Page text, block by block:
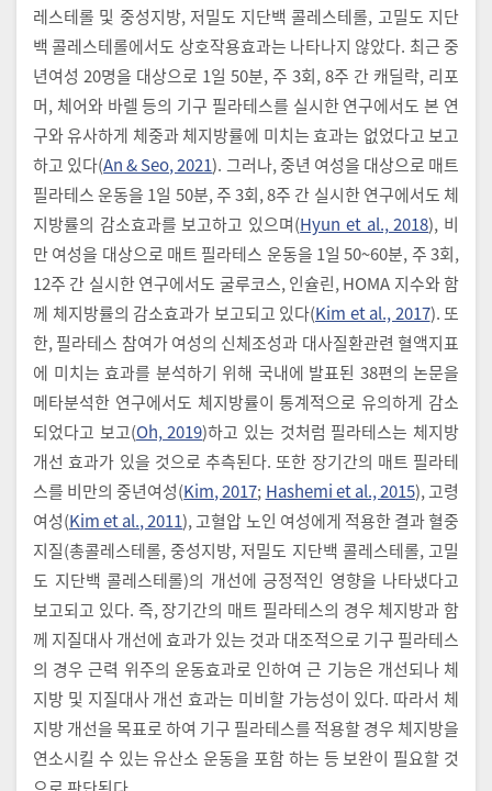
레스테롤 및 중성지방, 저밀도 지단백 콜레스테롤, 고밀도 지단
백 콜레스테롤에서도 상호작용효과는 나타나지 않았다. 최근 중
년여성 20명을 대상으로 1일 50분, 주 3회, 8주 간 캐딜락, 리포
머, 체어와 바렐 등의 기구 필라테스를 실시한 연구에서도 본 연
구와 유사하게 체중과 체지방률에 미치는 효과는 없었다고 보고
하고 있다(An & Seo, 2021). 그러나, 중년 여성을 대상으로 매트
필라테스 운동을 1일 50분, 주 3회, 8주 간 실시한 연구에서도 체
지방률의 감소효과를 보고하고 있으며(Hyun et al., 2018), 비
만 여성을 대상으로 매트 필라테스 운동을 1일 50~60분, 주 3회,
12주 간 실시한 연구에서도 굴루코스, 인슐린, HOMA 지수와 함
께 체지방률의 감소효과가 보고되고 있다(Kim et al., 2017). 또
한, 필라테스 참여가 여성의 신체조성과 대사질환관련 혈액지표
에 미치는 효과를 분석하기 위해 국내에 발표된 38편의 논문을
메타분석한 연구에서도 체지방률이 통계적으로 유의하게 감소
되었다고 보고(Oh, 2019)하고 있는 것처럼 필라테스는 체지방
개선 효과가 있을 것으로 추측된다. 또한 장기간의 매트 필라테
스를 비만의 중년여성(Kim, 2017; Hashemi et al., 2015), 고령
여성(Kim et al., 2011), 고혈압 노인 여성에게 적용한 결과 혈중
지질(총콜레스테롤, 중성지방, 저밀도 지단백 콜레스테롤, 고밀
도 지단백 콜레스테롤)의 개선에 긍정적인 영향을 나타냈다고
보고되고 있다. 즉, 장기간의 매트 필라테스의 경우 체지방과 함
께 지질대사 개선에 효과가 있는 것과 대조적으로 기구 필라테스
의 경우 근력 위주의 운동효과로 인하여 근 기능은 개선되나 체
지방 및 지질대사 개선 효과는 미비할 가능성이 있다. 따라서 체
지방 개선을 목표로 하여 기구 필라테스를 적용할 경우 체지방을
연소시킬 수 있는 유산소 운동을 포함 하는 등 보완이 필요할 것